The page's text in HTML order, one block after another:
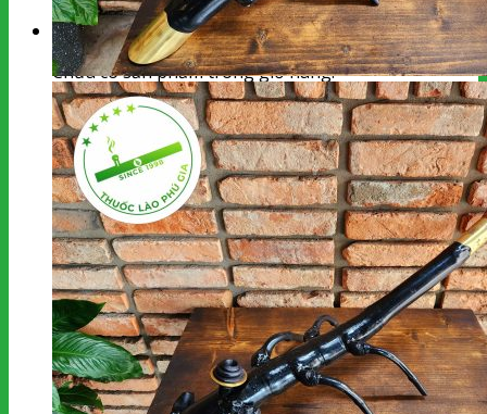
Giỏ hàng
Chưa có sản phẩm trong giỏ hàng.